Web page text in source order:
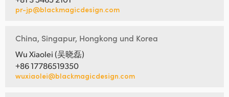
pr-jp@blackmagicdesign.com
China, Singapur, Hongkong und Korea
Wu Xiaolei (吴晓磊)
+86 17786519350
wuxiaolei@blackmagicdesign.com